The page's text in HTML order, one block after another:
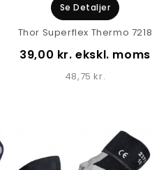
Se Detaljer
Thor Superflex Thermo 7218
39,00 kr. ekskl. moms
48,75 kr.